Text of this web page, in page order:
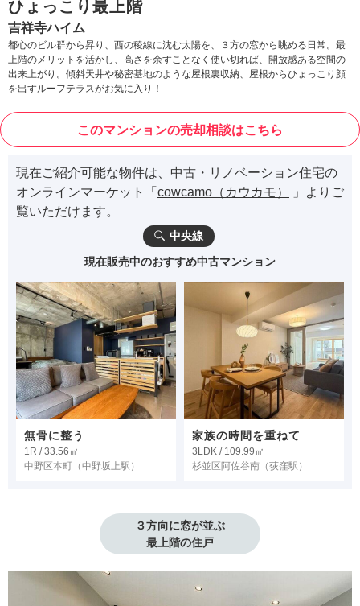
ひょっこり最上階
吉祥寺ハイム
都心のビル群から昇り、西の稜線に沈む太陽を、３方の窓から眺める日常。最
上階のメリットを活かし、高さを余すことなく使い切れば、開放感ある空間の
出来上がり。傾斜天井や秘密基地のような屋根裏収納、屋根からひょっこり顔
を出すルーフテラスがお気に入り！
このマンションの売却相談はこちら
現在ご紹介可能な物件は、中古・リノベーション住宅の
オンラインマーケット「 cowcamo（カウカモ）
」よりご
覧いただけます。
中央線
現在販売中のおすすめ中古マンション
無骨に整う
1R / 33.56㎡
中野区本町 （中野坂上駅）
家族の時間を重ねて
3LDK / 109.99㎡
杉並区阿佐谷南 （荻窪駅）
３方向に窓が並ぶ
最上階の住戸